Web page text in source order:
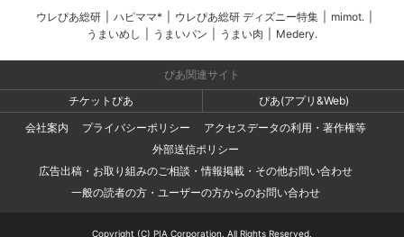
ウレぴあ総研 ハピママ* ウレぴあ総研 ディズニー特集 mimot.
うまいめし
うまいパン うまい肉 Medery.
ぴあ関連サイト
チケットぴあ
ぴあ(アプリ&Web)
会社案内
プライバシーポリシー
アクセスデータの利用・著作権等
外部送信ポリシー
広告出稿・お取り組みのご相談・情報掲載・その他お問い合わせ
一般の読者の方・ユーザーの方からのお問い合わせ
Copyright (C) PIA Corporation. All Rights Reserved.